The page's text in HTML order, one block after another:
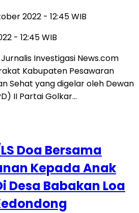
2022 - 12:45 WIB
- 12:45 WIB
Investigasi News.com
Kabupaten Pesawaran
Sehat yang digelar oleh Dewan
II Partai Golkar…
Doa Bersama
Kepada Anak
Desa Babakan Loa